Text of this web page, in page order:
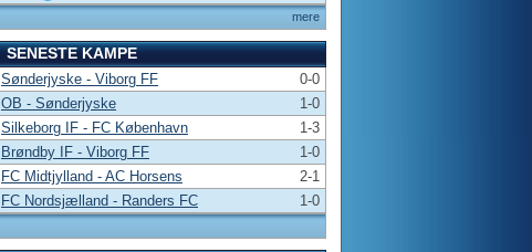
mere
SENESTE KAMPE
Sønderjyske - Viborg FF
0-0
OB - Sønderjyske
1-0
Silkeborg IF - FC København
1-3
Brøndby IF - Viborg FF
1-0
FC Midtjylland - AC Horsens
2-1
FC Nordsjælland - Randers FC
1-0